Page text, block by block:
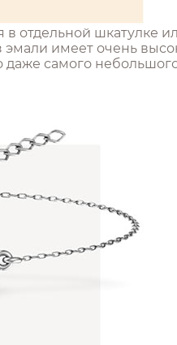
отдельной шкатулке
имеет очень
даже самого